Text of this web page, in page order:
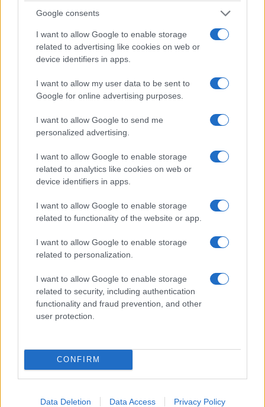
Google consents
I want to allow Google to enable storage
related to advertising like cookies on web or
device identifiers in apps.
I want to allow my user data to be sent to
Google for online advertising purposes.
I want to allow Google to send me
personalized advertising.
I want to allow Google to enable storage
related to analytics like cookies on web or
device identifiers in apps.
I want to allow Google to enable storage
related to functionality of the website or app.
I want to allow Google to enable storage
related to personalization.
I want to allow Google to enable storage
related to security, including authentication
functionality and fraud prevention, and other
user protection.
CONFIRM
Data Deletion Data Access Privacy Policy